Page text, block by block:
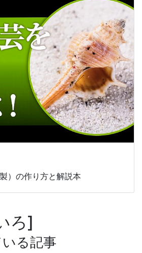
）の作り方と解説本
ろ
る記事